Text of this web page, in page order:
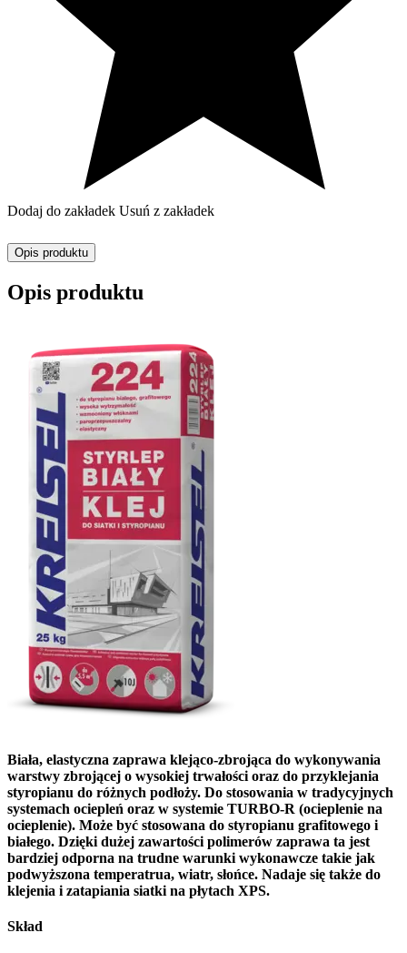
Dodaj do zakładek Usuń z zakładek
Opis produktu
Opis produktu
Biała, elastyczna zaprawa klejąco-zbrojąca do wykonywania
warstwy zbrojącej o wysokiej trwałości oraz do przyklejania
styropianu do różnych podłoży. Do stosowania w tradycyjnych
systemach ociepleń oraz w systemie TURBO-R (ocieplenie na
ocieplenie). Może być stosowana do styropianu grafitowego i
białego. Dzięki dużej zawartości polimerów zaprawa ta jest
bardziej odporna na trudne warunki wykonawcze takie jak
podwyższona temperatrua, wiatr, słońce. Nadaje się także do
klejenia i zatapiania siatki na płytach XPS.
Skład